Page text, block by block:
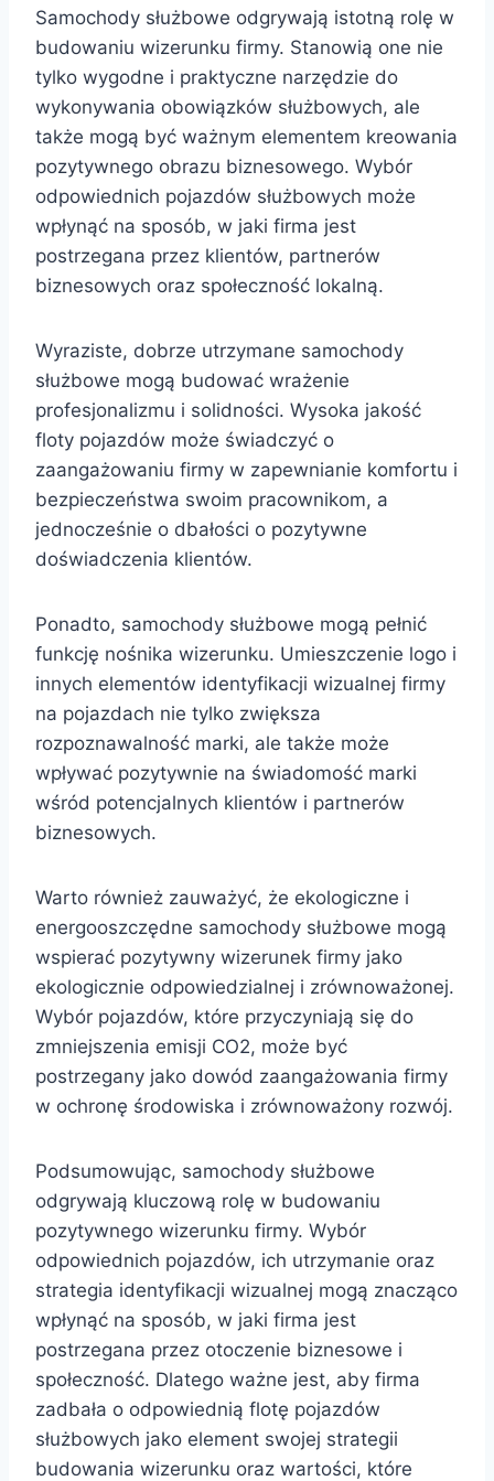
Samochody służbowe odgrywają istotną rolę w
budowaniu wizerunku firmy. Stanowią one nie
tylko wygodne i praktyczne narzędzie do
wykonywania obowiązków służbowych, ale
także mogą być ważnym elementem kreowania
pozytywnego obrazu biznesowego. Wybór
odpowiednich pojazdów służbowych może
wpłynąć na sposób, w jaki firma jest
postrzegana przez klientów, partnerów
biznesowych oraz społeczność lokalną.
Wyraziste, dobrze utrzymane samochody
służbowe mogą budować wrażenie
profesjonalizmu i solidności. Wysoka jakość
floty pojazdów może świadczyć o
zaangażowaniu firmy w zapewnianie komfortu i
bezpieczeństwa swoim pracownikom, a
jednocześnie o dbałości o pozytywne
doświadczenia klientów.
Ponadto, samochody służbowe mogą pełnić
funkcję nośnika wizerunku. Umieszczenie logo i
innych elementów identyfikacji wizualnej firmy
na pojazdach nie tylko zwiększa
rozpoznawalność marki, ale także może
wpływać pozytywnie na świadomość marki
wśród potencjalnych klientów i partnerów
biznesowych.
Warto również zauważyć, że ekologiczne i
energooszczędne samochody służbowe mogą
wspierać pozytywny wizerunek firmy jako
ekologicznie odpowiedzialnej i zrównoważonej.
Wybór pojazdów, które przyczyniają się do
zmniejszenia emisji CO2, może być
postrzegany jako dowód zaangażowania firmy
w ochronę środowiska i zrównoważony rozwój.
Podsumowując, samochody służbowe
odgrywają kluczową rolę w budowaniu
pozytywnego wizerunku firmy. Wybór
odpowiednich pojazdów, ich utrzymanie oraz
strategia identyfikacji wizualnej mogą znacząco
wpłynąć na sposób, w jaki firma jest
postrzegana przez otoczenie biznesowe i
społeczność. Dlatego ważne jest, aby firma
zadbała o odpowiednią flotę pojazdów
służbowych jako element swojej strategii
budowania wizerunku oraz wartości, które